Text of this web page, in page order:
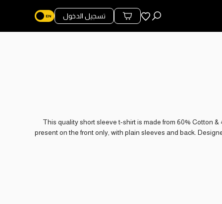
المفضلة
محتويات السلة
تسجيل الدخول
This quality short sleeve t-shirt is made from 60% Cotton
present on the front only, with plain sleeves and back.